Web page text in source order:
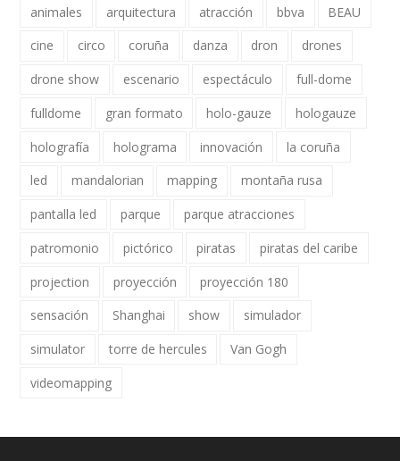
animales arquitectura atracción bbva
BEAU
cine
circo coruña danza dron
drones
drone show
escenario espectáculo
full-dome
fulldome
gran formato holo-gauze
hologauze
holografía
holograma innovación
la coruña
led
mandalorian mapping
montaña rusa
pantalla led
parque
parque atracciones
patromonio
pictórico piratas
piratas del caribe
projection
proyección
proyección 180
sensación
Shanghai show
simulador
simulator
torre de hercules
Van Gogh
videomapping